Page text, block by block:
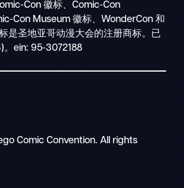
导
航
Con 徽标、Comic-Con
Con Museum 徽标、WonderCon 和
是圣地亚哥动漫大会的注册商标。已
。ein: 95-3072188
Comic Convention. All rights